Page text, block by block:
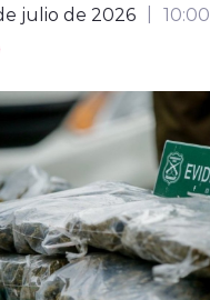
julio de 2026 10:00